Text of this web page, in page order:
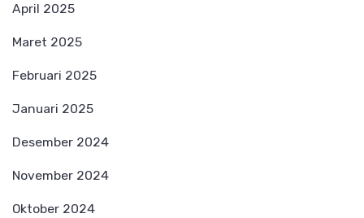
April 2025
Maret 2025
Februari 2025
Januari 2025
Desember 2024
November 2024
Oktober 2024